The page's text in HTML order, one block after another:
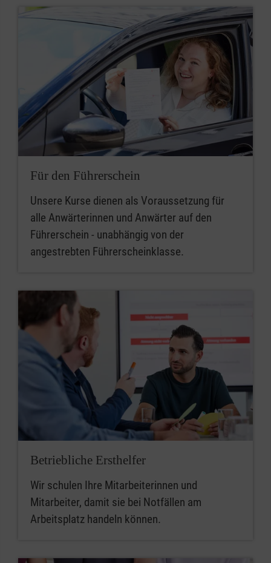
Für den Führerschein
Unsere Kurse dienen als Voraussetzung für
alle Anwärterinnen und Anwärter auf den
Führerschein - unabhängig von der
angestrebten Führerscheinklasse.
Betriebliche Ersthelfer
Wir schulen Ihre Mitarbeiterinnen und
Mitarbeiter, damit sie bei Notfällen am
Arbeitsplatz handeln können.